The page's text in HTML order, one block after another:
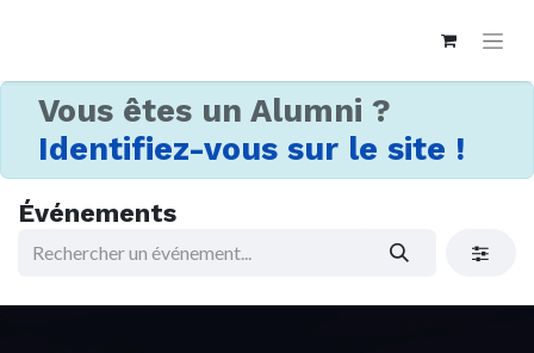
Vous êtes un Alumni ?
Identifiez-vous sur le site !
Événements